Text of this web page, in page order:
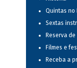
Quintas no
Sextas
Reserva
Filmes e
Receba a